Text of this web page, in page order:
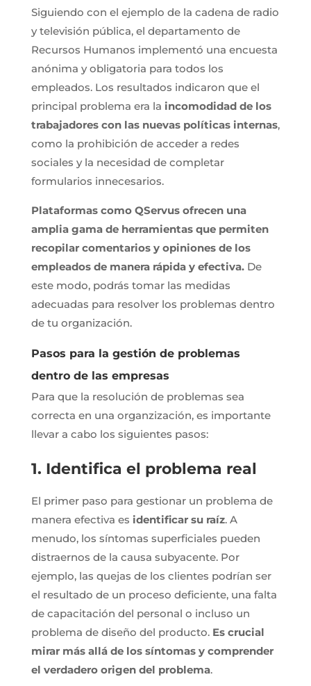
Siguiendo con el ejemplo de la cadena de radio
y televisión pública, el departamento de
Recursos Humanos implementó una encuesta
anónima y obligatoria para todos los
empleados. Los resultados indicaron que el
principal problema era la incomodidad de los
trabajadores con las nuevas políticas internas,
como la prohibición de acceder a redes
sociales y la necesidad de completar
formularios innecesarios.
Plataformas como QServus ofrecen una
amplia gama de herramientas que permiten
recopilar comentarios y opiniones de los
empleados de manera rápida y efectiva. De
este modo, podrás tomar las medidas
adecuadas para resolver los problemas dentro
de tu organización.
Pasos para la gestión de problemas
dentro de las empresas
Para que la resolución de problemas sea
correcta en una organzización, es importante
llevar a cabo los siguientes pasos:
1. Identifica el problema real
El primer paso para gestionar un problema de
manera efectiva es identificar su raíz. A
menudo, los síntomas superficiales pueden
distraernos de la causa subyacente. Por
ejemplo, las quejas de los clientes podrían ser
el resultado de un proceso deficiente, una falta
de capacitación del personal o incluso un
problema de diseño del producto. Es crucial
mirar más allá de los síntomas y comprender
el verdadero origen del problema.